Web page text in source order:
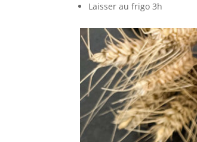
Laisser au frigo 3h